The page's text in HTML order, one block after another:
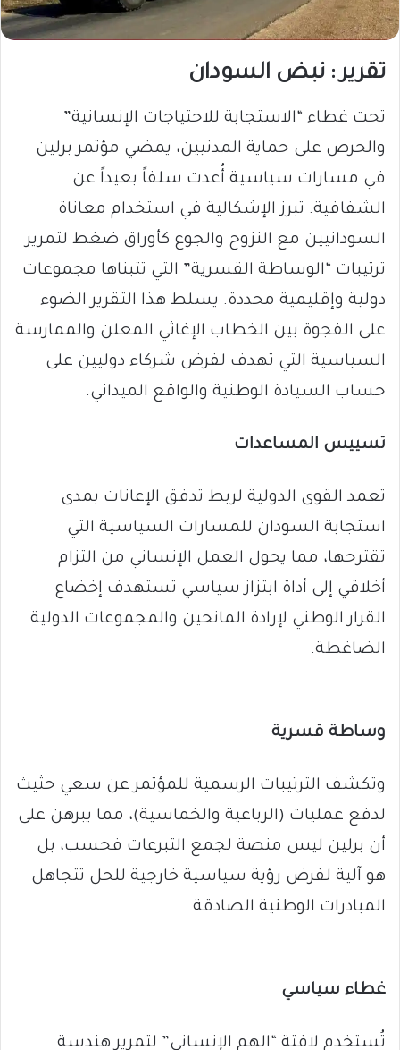
تقرير : نبض السودان
تحت غطاء “الاستجابة للاحتياجات الإنسانية”
والحرص على حماية المدنيين، يمضي مؤتمر برلين
في مسارات سياسية أُعدت سلفاً بعيداً عن
الشفافية. تبرز الإشكالية في استخدام معاناة
السودانيين مع النزوح والجوع كأوراق ضغط لتمرير
ترتيبات “الوساطة القسرية” التي تتبناها مجموعات
دولية وإقليمية محددة. يسلط هذا التقرير الضوء
على الفجوة بين الخطاب الإغاثي المعلن والممارسة
السياسية التي تهدف لفرض شركاء دوليين على
حساب السيادة الوطنية والواقع الميداني.
تسييس المساعدات
تعمد القوى الدولية لربط تدفق الإعانات بمدى
استجابة السودان للمسارات السياسية التي
تقترحها، مما يحول العمل الإنساني من التزام
أخلاقي إلى أداة ابتزاز سياسي تستهدف إخضاع
القرار الوطني لإرادة المانحين والمجموعات الدولية
الضاغطة.
وساطة قسرية
وتكشف الترتيبات الرسمية للمؤتمر عن سعي حثيث
لدفع عمليات (الرباعية والخماسية)، مما يبرهن على
أن برلين ليس منصة لجمع التبرعات فحسب، بل
هو آلية لفرض رؤية سياسية خارجية للحل تتجاهل
المبادرات الوطنية الصادقة.
غطاء سياسي
تُستخدم لافتة “الهم الإنساني” لتمرير هندسة